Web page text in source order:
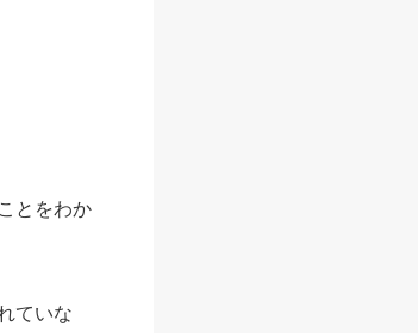
とをわか
ていな